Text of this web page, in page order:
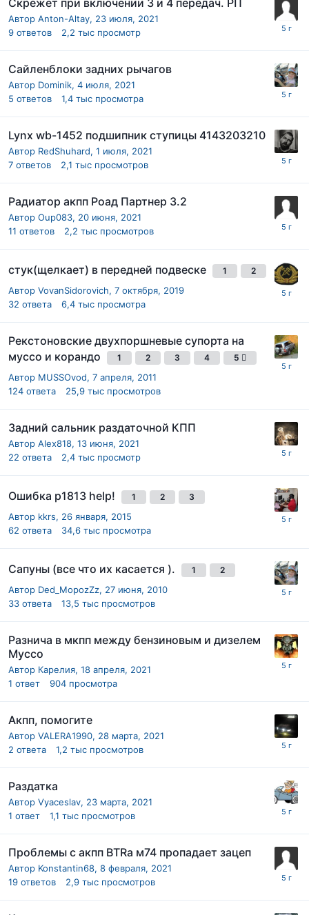
Автор Anton-Altay, 23 июля, 2021
9 ответов 2,2 тыс просмотр
Сайленблоки задних рычагов
Автор Dominik, 4 июля, 2021
5 ответов 1,4 тыс просмотра
Lynx wb-1452 подшипник ступицы 4143203210
Автор RedShuhard, 1 июля, 2021
7 ответов 2,1 тыс просмотров
Радиатор акпп Роад Партнер 3.2
Автор Oup083, 20 июня, 2021
11 ответов 2,2 тыс просмотров
стук(щелкает) в передней подвеске 1 2
Автор VovanSidorovich, 7 октября, 2019
32 ответа 6,4 тыс просмотра
Рекстоновские двухпоршневые супорта на
муссо и корандо
1 2 3 4 5
Автор MUSSOvod, 7 апреля, 2011
124 ответа 25,9 тыс просмотров
Задний сальник раздаточной КПП
Автор Alex818, 13 июня, 2021
22 ответа 2,4 тыс просмотр
Ошибка p1813 help! 1 2 3
Автор kkrs, 26 января, 2015
62 ответа 34,6 тыс просмотра
Сапуны (все что их касается ). 1 2
Автор Ded_MopozZz, 27 июня, 2010
33 ответа 13,5 тыс просмотров
Разнича в мкпп между бензиновым и дизелем
Муссо
Автор Карелия, 18 апреля, 2021
1 ответ 904 просмотра
Акпп, помогите
Автор VALERA1990, 28 марта, 2021
2 ответа 1,2 тыс просмотров
Раздатка
Автор Vyaceslav, 23 марта, 2021
1 ответ 1,1 тыс просмотров
Проблемы с акпп BTRа м74 пропадает зацеп
Автор Konstantin68, 8 февраля, 2021
19 ответов 2,9 тыс просмотров